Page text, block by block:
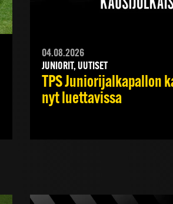
04.08.2026
JUNIORIT, UUTISET
TPS Juniorijalkapallon
nyt luettavissa